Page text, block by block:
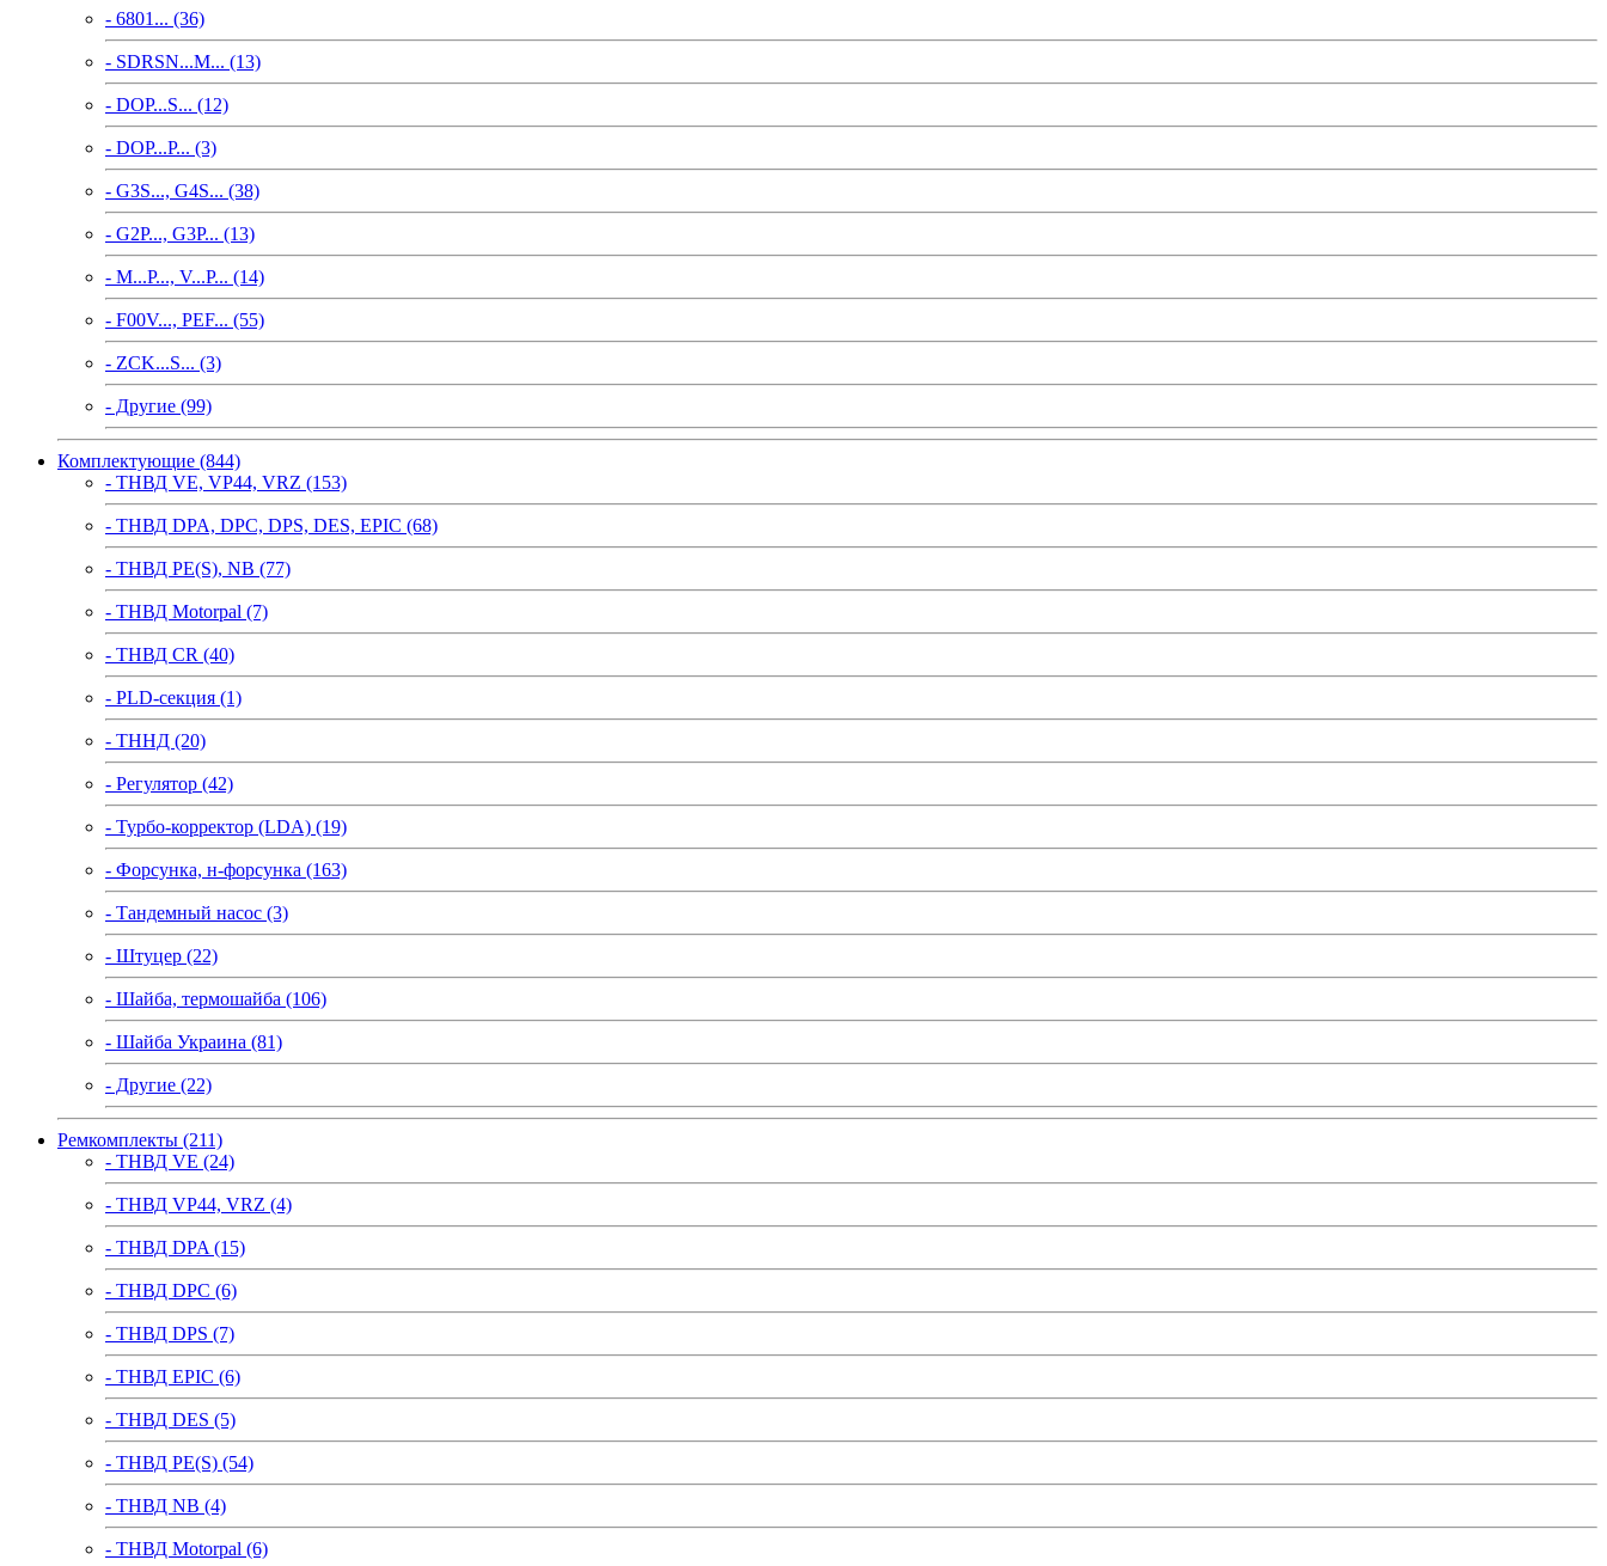
- 6801... (36)
- SDRSN...M... (13)
- DOP...S... (12)
- DOP...P... (3)
- G3S..., G4S... (38)
- G2P..., G3P... (13)
- M...P..., V...P... (14)
- F00V..., PEF... (55)
- ZCK...S... (3)
- Другие (99)
Комплектующие (844)
- ТНВД VE, VP44, VRZ (153)
- ТНВД DPA, DPC, DPS, DES, EPIC (68)
- ТНВД PE(S), NB (77)
- ТНВД Motorpal (7)
- ТНВД CR (40)
- PLD-секция (1)
- ТННД (20)
- Регулятор (42)
- Турбо-корректор (LDA) (19)
- Форсунка, н-форсунка (163)
- Тандемный насос (3)
- Штуцер (22)
- Шайба, термошайба (106)
- Шайба Украина (81)
- Другие (22)
Ремкомплекты (211)
- ТНВД VE (24)
- ТНВД VP44, VRZ (4)
- ТНВД DPA (15)
- ТНВД DPC (6)
- ТНВД DPS (7)
- ТНВД EPIC (6)
- ТНВД DES (5)
- ТНВД PE(S) (54)
- ТНВД NB (4)
- ТНВД Motorpal (6)